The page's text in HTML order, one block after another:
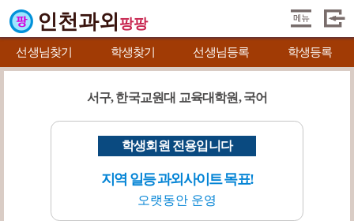
인천과외 팡팡
선생님찾기 학생찾기 선생님등록 학생등록
서구, 한국교원대 교육대학원, 국어
학생회원 전용입니다
지역 일등 과외사이트 목표!
오랫동안 운영